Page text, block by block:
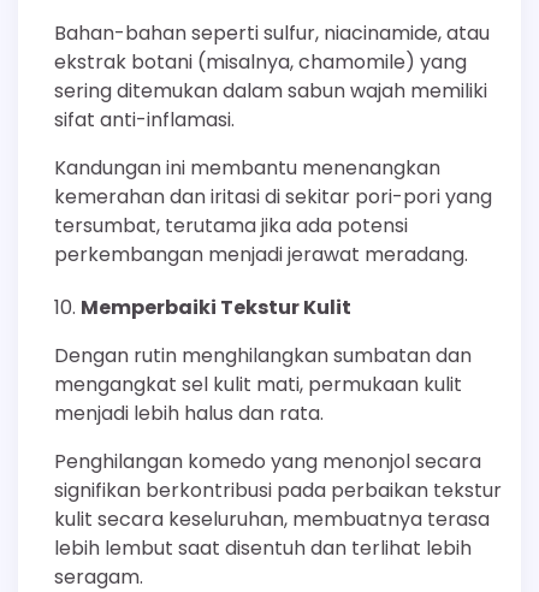
Bahan-bahan seperti sulfur, niacinamide, atau
ekstrak botani (misalnya, chamomile) yang
sering ditemukan dalam sabun wajah memiliki
sifat anti-inflamasi.
Kandungan ini membantu menenangkan
kemerahan dan iritasi di sekitar pori-pori yang
tersumbat, terutama jika ada potensi
perkembangan menjadi jerawat meradang.
Memperbaiki Tekstur Kulit
Dengan rutin menghilangkan sumbatan dan
mengangkat sel kulit mati, permukaan kulit
menjadi lebih halus dan rata.
Penghilangan komedo yang menonjol secara
signifikan berkontribusi pada perbaikan tekstur
kulit secara keseluruhan, membuatnya terasa
lebih lembut saat disentuh dan terlihat lebih
seragam.